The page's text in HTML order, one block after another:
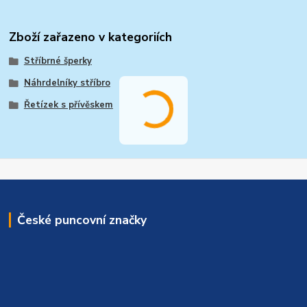
Zboží zařazeno v kategoriích
Stříbrné šperky
Náhrdelníky stříbro
Řetízek s přívěskem
České puncovní značky